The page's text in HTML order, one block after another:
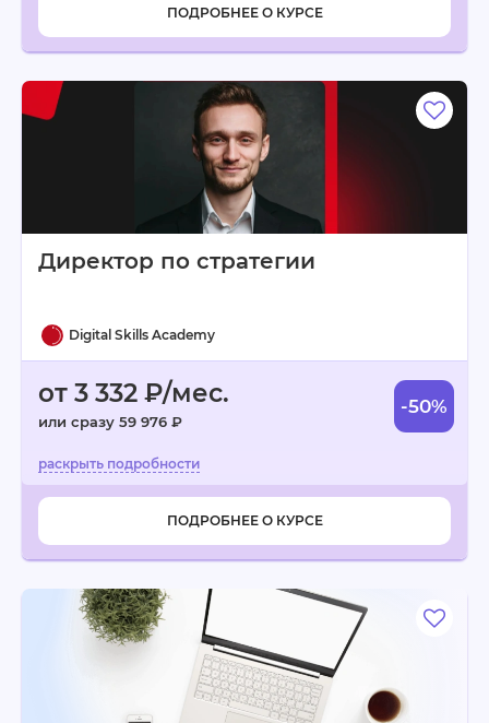
ПОДРОБНЕЕ О КУРСЕ
Директор по стратегии
Digital Skills Academy
от 3 332 ₽/мес.
или сразу 59 976 ₽
-50%
ПОДРОБНЕЕ О КУРСЕ